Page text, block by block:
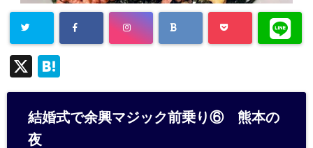
X
at
e
結婚式で余興マジック前乗り⑥ 熊本の
夜